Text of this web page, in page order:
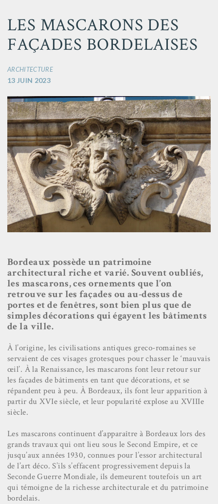
LES MASCARONS DES
FAÇADES BORDELAISES
ARCHITECTURE
13 JUIN 2023
Bordeaux possède un patrimoine
architectural riche et varié. Souvent oubliés,
les mascarons, ces ornements que l’on
retrouve sur les façades ou au-dessus de
portes et de fenêtres, sont bien plus que de
simples décorations qui égayent les bâtiments
de la ville.
À l’origine, les civilisations antiques greco-romaines se
servaient de ces visages grotesques pour chasser le ‘mauvais
œil’. À la Renaissance, les mascarons font leur retour sur
les façades de bâtiments en tant que décorations, et se
répandent peu à peu. À Bordeaux, ils font leur apparition à
partir du XVIe siècle, et leur popularité explose au XVIIIe
siècle.
Les mascarons continuent d’apparaître à Bordeaux lors des
grands travaux qui ont lieu sous le Second Empire, et ce
jusqu’aux années 1930, connues pour l’essor architectural
de l’art déco. S’ils s’effacent progressivement depuis la
Seconde Guerre Mondiale, ils demeurent toutefois un art
qui témoigne de la richesse architecturale et du patrimoine
bordelais.